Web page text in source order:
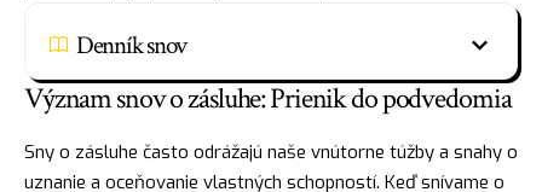
Denník snov
Význam snov o zásluhe: Prienik do podvedomia
Sny o zásluhe často odrážajú naše vnútorne túžby a snahy o
uznanie a oceňovanie vlastných schopností. Keď snívame o